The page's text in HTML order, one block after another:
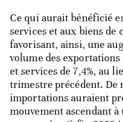
Ce qui aurait bénéficié
services et aux biens de
favorisant, ainsi, une
volume des
et services de 7,4%, au
trimestre précédent. De
importations auraient
mouvement ascendant